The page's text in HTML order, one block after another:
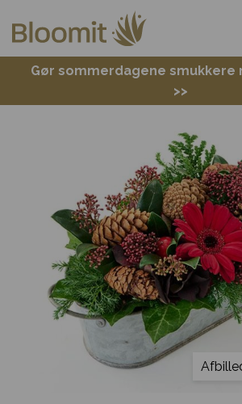
Gør sommerdagene smukkere
>>